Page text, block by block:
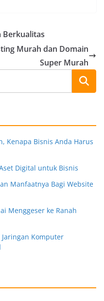
Murah dan Domain
Super Murah
Kenapa Bisnis Anda Harus
Digital untuk Bisnis
Manfaatnya Bagi Website
Menggeser ke Ranah
Komputer